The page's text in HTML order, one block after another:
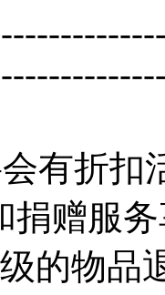
有折扣
捐赠服
的物品